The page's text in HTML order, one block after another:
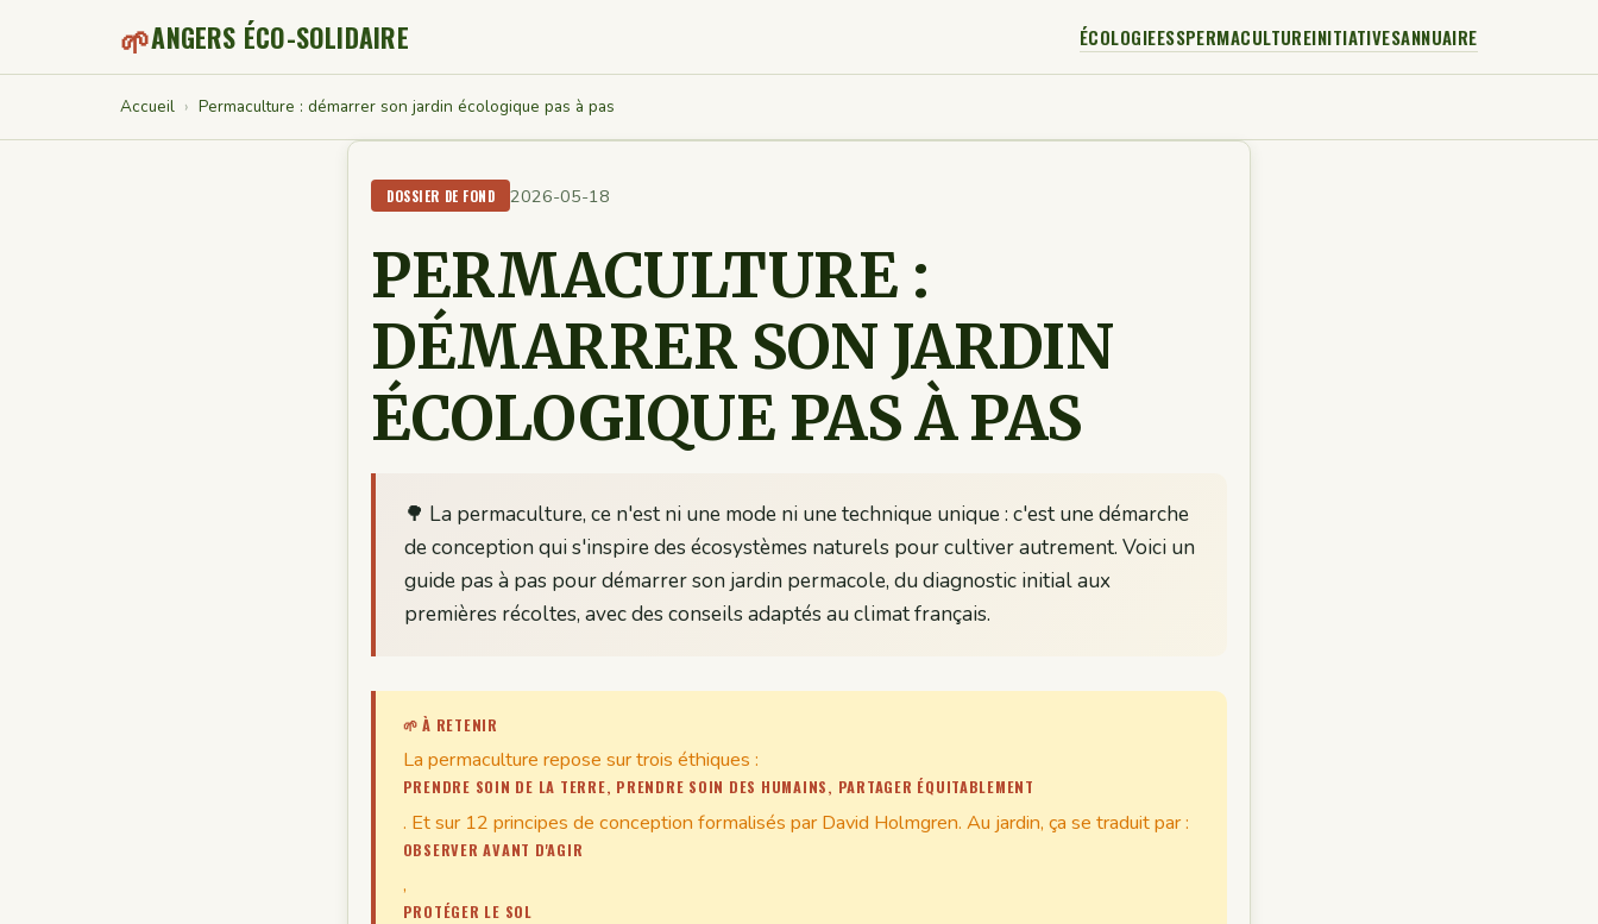
🌱ANGERS ÉCO-SOLIDAIRE ÉCOLOGIEESSPERMACULTUREINITIATIVESANNUAIRE
Accueil › Permaculture : démarrer son jardin écologique pas à pas
DOSSIER DE FOND 2026-05-18
PERMACULTURE :
DÉMARRER SON JARDIN
ÉCOLOGIQUE PAS À PAS
🌳 La permaculture, ce n'est ni une mode ni une technique unique : c'est une démarche
de conception qui s'inspire des écosystèmes naturels pour cultiver autrement. Voici un
guide pas à pas pour démarrer son jardin permacole, du diagnostic initial aux
premières récoltes, avec des conseils adaptés au climat français.
🌱 À RETENIR
La permaculture repose sur trois éthiques :
PRENDRE SOIN DE LA TERRE, PRENDRE SOIN DES HUMAINS, PARTAGER ÉQUITABLEMENT
. Et sur 12 principes de conception formalisés par David Holmgren. Au jardin, ça se traduit par :
OBSERVER AVANT D'AGIR
,
PROTÉGER LE SOL